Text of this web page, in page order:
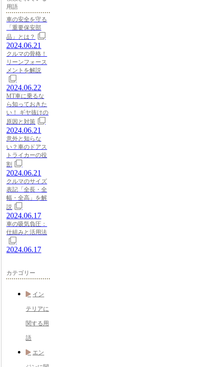
用語
車の安全を守る
「重要保安部
品」とは？
2024.06.21
クルマの骨格！
リーンフォース
メントを解説
2024.06.22
MT車に乗るな
ら知っておきた
い！ ギヤ抜けの
原因と対策
2024.06.21
意外と知らな
い？車のドアス
トライカーの役
割
2024.06.21
クルマのサイズ
表記「全長・全
幅・全高」を解
説
2024.06.17
車の吸気負圧：
仕組みと活用法
2024.06.17
カテゴリー
イン
テリアに
関する用
語
エン